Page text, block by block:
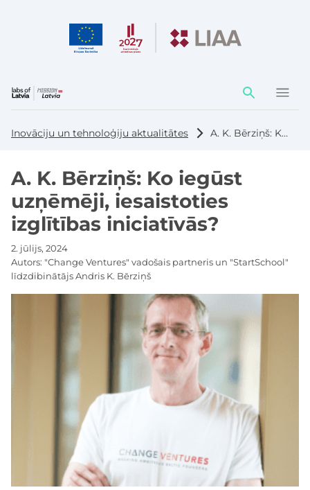
Darbības
elementi
Inovāciju un tehnoloģiju aktualitātes A. K. Bērziņš: Ko iegūst uzņēmēji, iesaistoties izglītības iniciatīvās?
A. K. Bērziņš: Ko iegūst
uzņēmēji, iesaistoties
izglītības iniciatīvās?
2. jūlijs, 2024
Autors: "Change Ventures" vadošais partneris un "StartSchool"
līdzdibinātājs Andris K. Bērziņš